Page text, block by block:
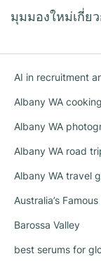
มุมมองใหม่เกี่ย
AI in recruitment
Albany WA
Albany WA
Albany WA road
Albany WA travel
Australia’s
Barossa Valley
best serums for